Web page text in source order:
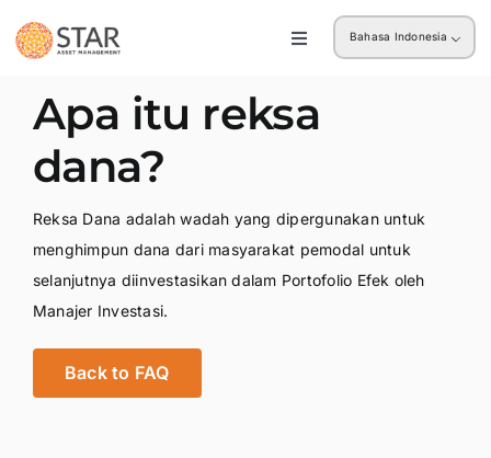
to
Toggle
Ritel
Institusi
Bahasa Indonesia
Apa itu reksa
dana?
Reksa Dana adalah wadah yang dipergunakan untuk
menghimpun dana dari masyarakat pemodal untuk
selanjutnya diinvestasikan dalam Portofolio Efek oleh
Manajer Investasi.
Back to FAQ